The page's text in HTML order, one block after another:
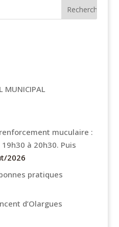
MUNICIPAL
muculaire :
à 20h30. Puis
2026
bonnes pratiques
d’Olargues